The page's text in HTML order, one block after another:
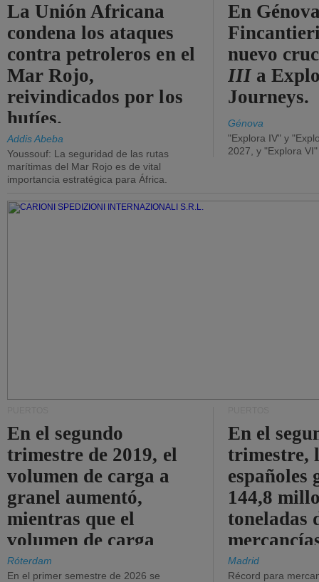
La Unión Africana
condena los ataques
contra petroleros en el
Mar Rojo,
reivindicados por los
hutíes.
Addis Abeba
Youssouf: La seguridad de las rutas
marítimas del Mar Rojo es de vital
importancia estratégica para África.
En
nuevo
III a
Journeys.
Génova
"Explora IV" y
2027, y "Explora
En el segundo
trimestre de 2019, el
volumen de carga a
granel aumentó,
mientras que el
volumen de carga
general disminuyó.
Róterdam
En el primer semestre de 2026 se
En el
trimestre,
españoles
144,8
toneladas
Madrid
Récord para